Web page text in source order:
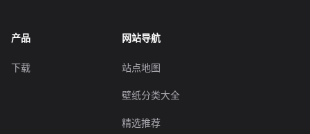
产品
下载
网站导航
站点地图
壁纸分类大全
精选推荐